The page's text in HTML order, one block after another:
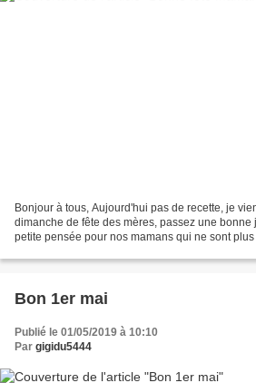
Bonjour à tous, Aujourd'hui pas de recette, je
dimanche de fête des mères, passez une
petite pensée pour nos mamans qui ne sont
Bon 1er mai
Publié le 01/05/2019 à 10:10
Par gigidu5444